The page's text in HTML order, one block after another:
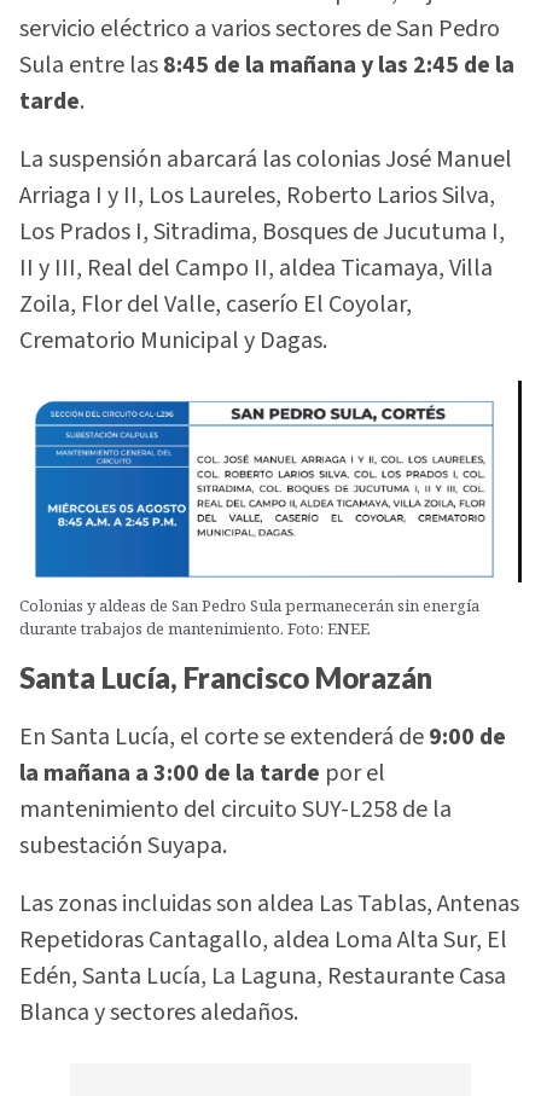
servicio eléctrico a varios sectores de San Pedro
Sula entre las8:45 de la mañana y las 2:45 de la
tarde.
La suspensión abarcará las colonias José Manuel
Arriaga I y II, Los Laureles, Roberto Larios Silva,
Los Prados I, Sitradima, Bosques de Jucutuma I,
II y III, Real del Campo II, aldea Ticamaya, Villa
Zoila, Flor del Valle, caserío El Coyolar,
Crematorio Municipal y Dagas.
Colonias y aldeas de San Pedro Sula permanecerán sin energía
durante trabajos de mantenimiento. Foto: ENEE
Santa Lucía, Francisco Morazán
En Santa Lucía, el corte se extenderá de9:00 de
la mañana a 3:00 de la tarde por el
mantenimiento del circuito SUY-L258 de la
subestación Suyapa.
Las zonas incluidas son aldea Las Tablas, Antenas
Repetidoras Cantagallo, aldea Loma Alta Sur, El
Edén, Santa Lucía, La Laguna, Restaurante Casa
Blanca y sectores aledaños.